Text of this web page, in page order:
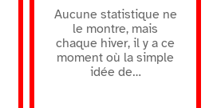
Aucune statistique ne
le montre, mais
chaque hiver, il y a ce
moment où la simple
idée de…